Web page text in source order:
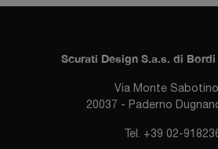
Scurati Design S.a.s. di
Via Monte
20037 - Paderno
Tel. +39 02-